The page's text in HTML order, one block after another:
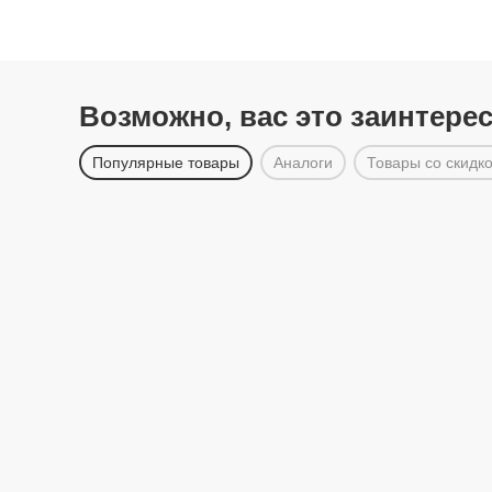
Возможно, вас это
Популярные товары Аналоги Товары со